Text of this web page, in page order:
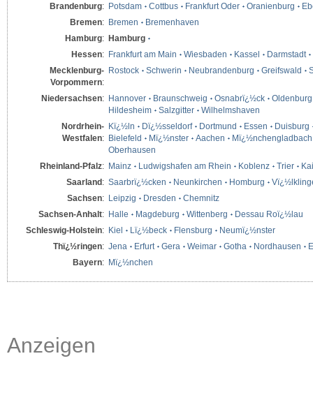
Brandenburg: Potsdam Cottbus Frankfurt Oder Oranienburg
Bremen: Bremen
Bremenhaven
Hamburg: Hamburg
Hessen: Frankfurt am Main Wiesbaden Kassel
Darmstadt
Mecklenburg-
Vorpommern:
Rostock Schwerin Neubrandenburg Greifswald
Niedersachsen: Hannover Braunschweig Osnabrï¿½ck
Oldenburg
Hildesheim
Salzgitter
Wilhelmshaven
Nordrhein-
Westfalen:
Kï¿½ln Dï¿½sseldorf Dortmund Essen
Duisburg
Bielefeld
Mï¿½nster Aachen
Mï¿½nchengladbach
Oberhausen
Rheinland-Pfalz: Mainz Ludwigshafen am Rhein Koblenz Trier
Saarland: Saarbrï¿½cken Neunkirchen Homburg
Sachsen: Leipzig Dresden
Chemnitz
Sachsen-Anhalt: Halle Magdeburg Wittenberg
Dessau Roï¿½lau
Schleswig-Holstein: Kiel Lï¿½beck Flensburg
Neumï¿½nster
Thï¿½ringen: Jena Erfurt Gera Weimar Gotha Nordhausen
Bayern: Mï¿½nchen
Anzeigen